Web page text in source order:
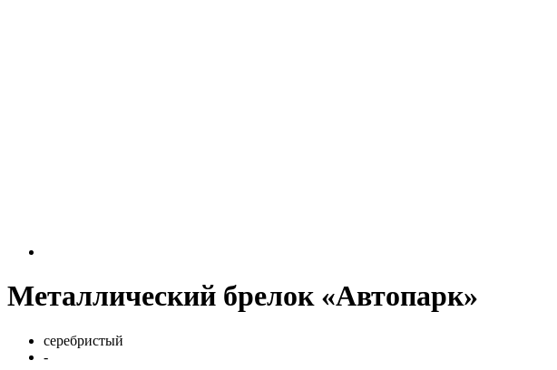
Металлический брелок «Автопарк»
серебристый
-